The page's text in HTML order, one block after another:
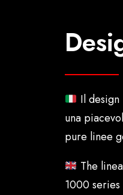
Il
una
pure linee
The
1000